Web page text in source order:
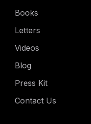
Books
Letters
Videos
Blog
Press Kit
Contact Us